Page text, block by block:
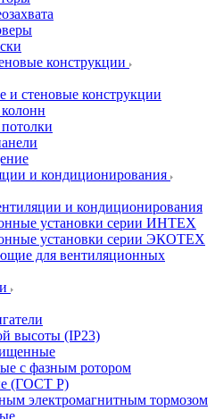
конструкции
и стеновые конструкции
и кондиционирования
и кондиционирования
установки серии ИНТЕХ
установки серии ЭКОТЕХ
для вентиляционных
высоты (IP23)
с фазным ротором
(ГОСТ Р)
электромагнитным тормозом